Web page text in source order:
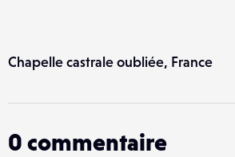
Chapelle castrale oubliée, France
0 commentaire